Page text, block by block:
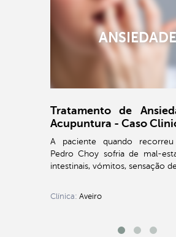
ANSIEDADE
Tratamento de
Acupuntura - Caso
A paciente quando
Pedro Choy sofria de mal-
intestinais, vómitos, sensação
Clínica: Aveiro